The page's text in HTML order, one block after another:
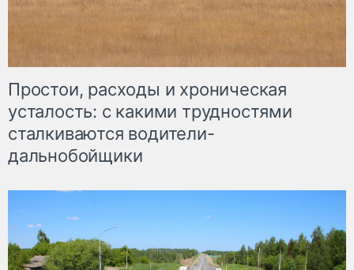
Простои, расходы и хроническая
усталость: с какими трудностями
сталкиваются водители-
дальнобойщики